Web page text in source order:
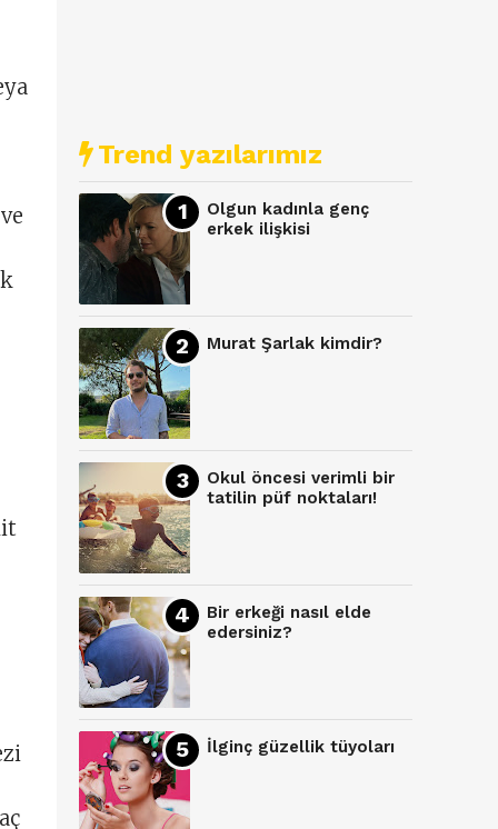
Trend yazılarımız
Olgun kadınla genç
erkek ilişkisi
Murat Şarlak kimdir?
Okul öncesi verimli bir
tatilin püf noktaları!
Bir erkeği nasıl elde
edersiniz?
İlginç güzellik tüyoları